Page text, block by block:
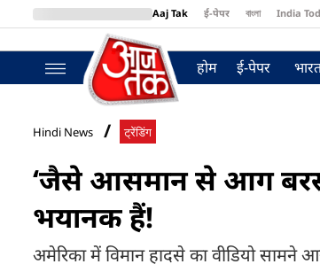
Aaj Tak ई-पेपर বাংলা India
BT Bazaar
होम ई-पेपर
Hindi News ट्रेंडिंग
‘जैसे आसमान से आग
भयानक हैं!
अमेरिका में विमान हादसे का वीडियो